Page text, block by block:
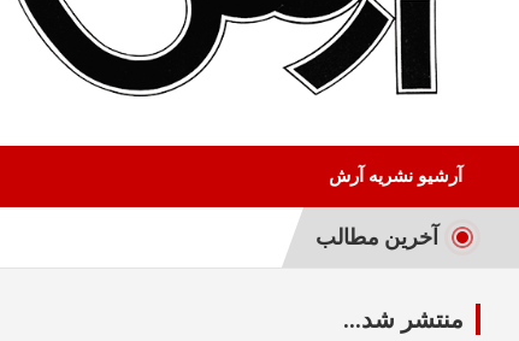
آرشیو نشریه آرش
آخرین مطالب
منتشر شد...